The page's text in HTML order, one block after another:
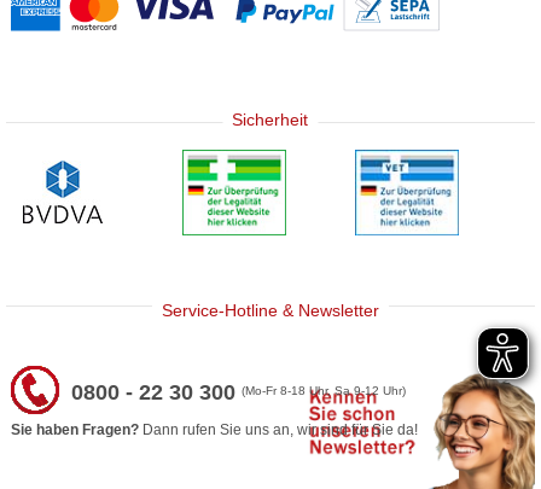
Sicherheit
Service-Hotline & Newsletter
0800 - 22 30 300(Mo-Fr 8-18 Uhr, Sa 9-12 Uhr)
Sie haben Fragen? Dann rufen Sie uns an, wir sind für Sie da!